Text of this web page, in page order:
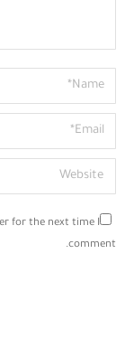
Name *
Email *
Website
for the next time I
comment.